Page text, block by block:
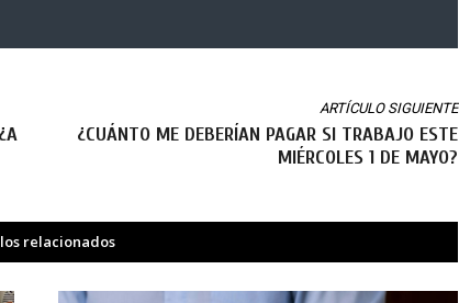
ARTÍCULO SIGUIENTE
¿CUÁNTO ME DEBERÍAN PAGAR SI TRABAJO ESTE
MIÉRCOLES 1 DE MAYO?
relacionados